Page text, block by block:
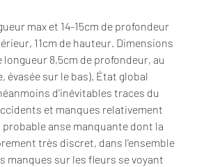
max et 14-15cm de profondeur
11cm de hauteur. Dimensions
longueur 8,5cm de profondeur, au
évasée sur le bas). État global
d'inévitables traces du
et manques relativement
anse manquante dont la
très discret, dans l'ensemble
manques sur les fleurs se voyant